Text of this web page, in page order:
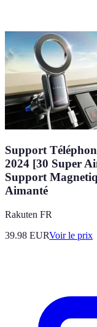
Support
2024 [30 Super
Support
Aimanté
Rakuten FR
39.98 EURVoir le prix